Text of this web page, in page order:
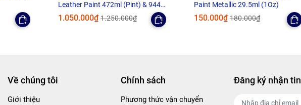
và con trai của ông đã mua lại thương hiệu Angelus Shoe Polish và
không ngừng nổ lực nghiên cứu và cải tiến để cho ra mắt nhiều
Leather Paint 472ml (Pint) & 944ml
(Quart)
1.050.000₫ 1.250.000₫
Paint Metallic 29.5ml (1Oz)
150.000₫ 180.000₫
Về chúng tôi
Giới thiệu
Chính sách
Phương thức vận chuyển
Đăng ký nhận tin